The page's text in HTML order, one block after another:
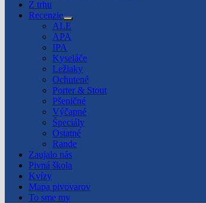
Z trhu
Recenzie
Show
sub
menu
ALE
APA
IPA
Kyseláče
Ležiaky
Ochutené
Porter & Stout
Pšeničné
Výčapné
Špeciály
Ostatné
Rande
Zaujalo nás
Pivná škola
Kvízy
Mapa pivovarov
To sme my